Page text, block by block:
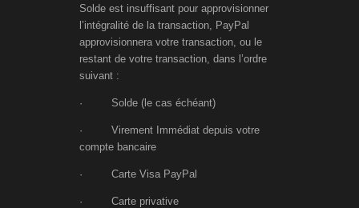
Solde est insuffisant pour approvisionner
l’intégralité de la transaction, PayPal
approvisionnera votre transaction, ou le
restant de votre transaction, dans l’ordre
suivant :
· Solde (le cas échéant)
· Virement Immédiat depuis votre
compte bancaire
· Carte Visa PayPal
· Carte privative